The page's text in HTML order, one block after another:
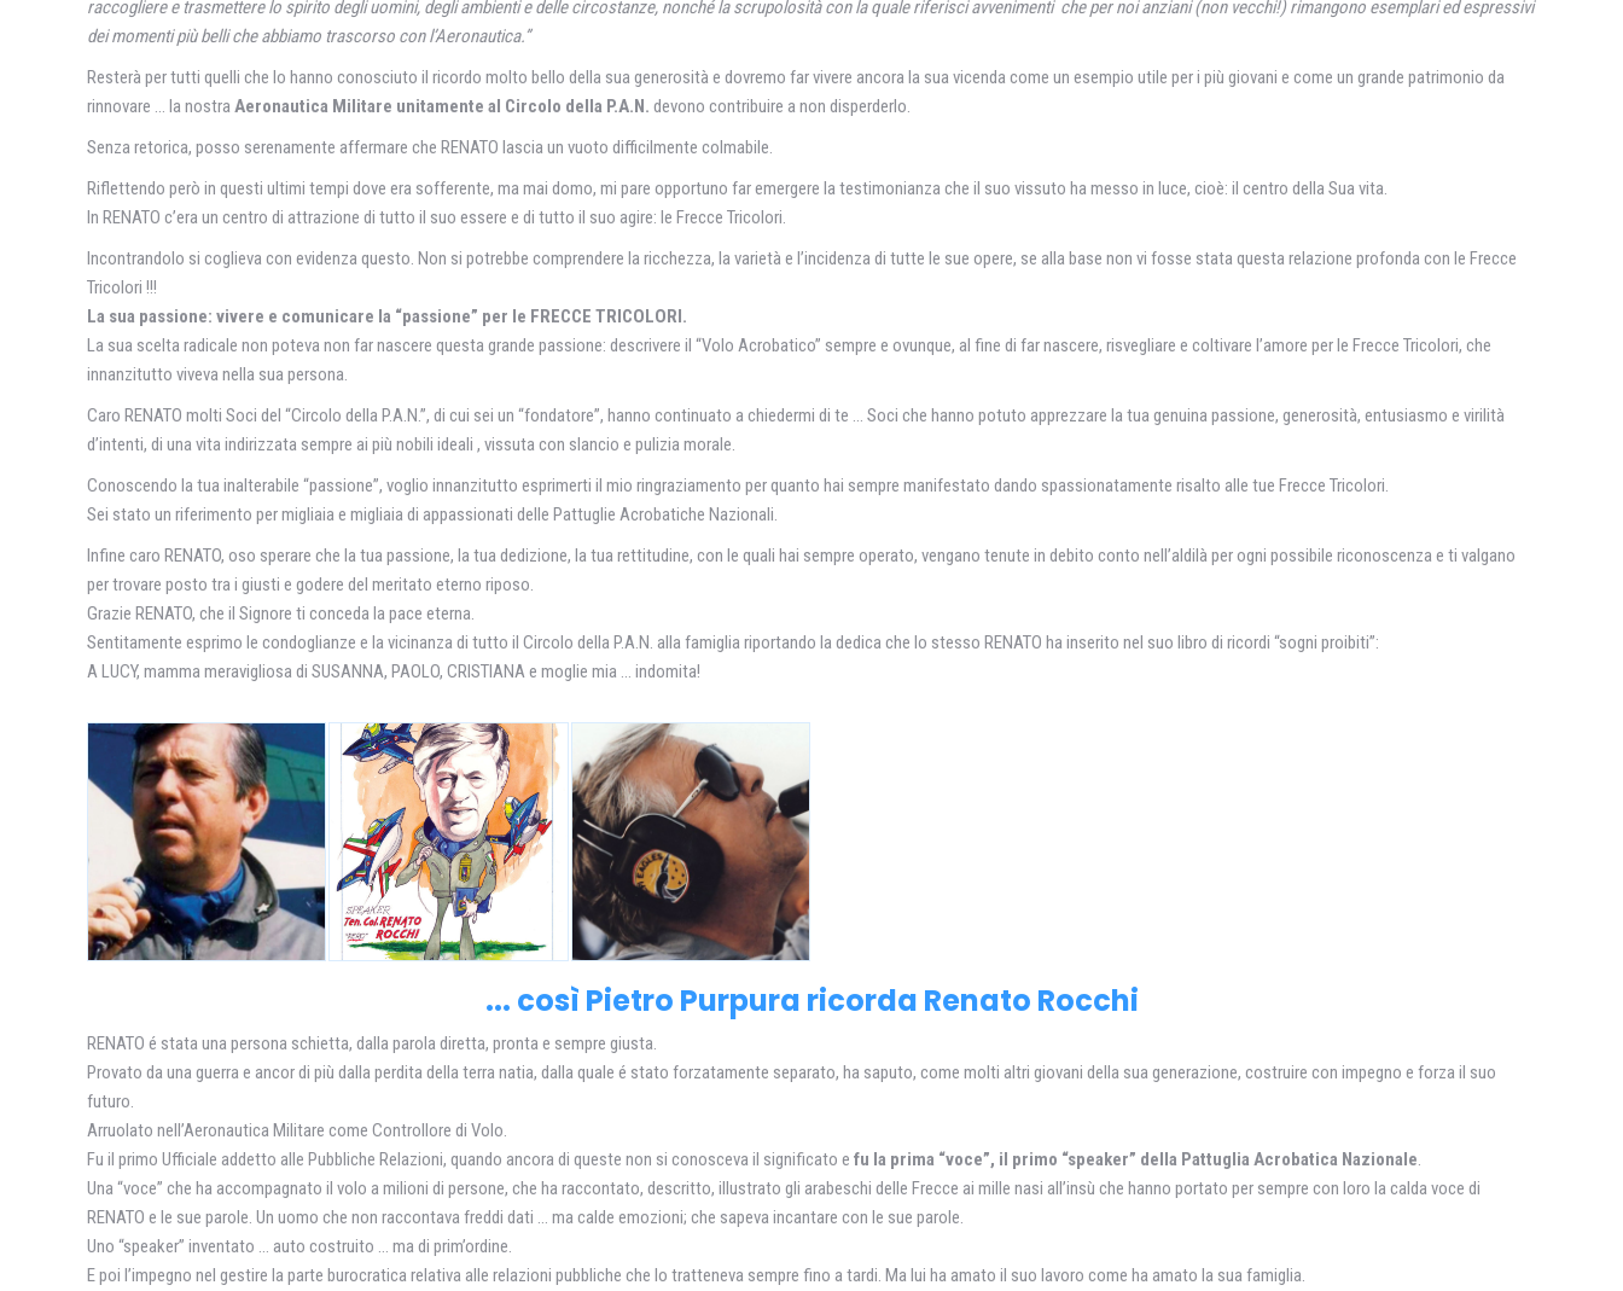
raccogliere e trasmettere lo spirito degli uomini, degli ambienti e delle circostanze, nonché la scrupolosità con la quale riferisci avvenimenti che per noi anziani (non vecchi!) rimangono esemplari ed espressivi
dei momenti più belli che abbiamo trascorso con l’Aeronautica.”
Resterà per tutti quelli che lo hanno conosciuto il ricordo molto bello della sua generosità e dovremo far vivere ancora la sua vicenda come un esempio utile per i più giovani e come un grande patrimonio da
rinnovare … la nostra Aeronautica Militare unitamente al Circolo della P.A.N. devono contribuire a non disperderlo.
Senza retorica, posso serenamente affermare che RENATO lascia un vuoto difficilmente colmabile.
Riflettendo però in questi ultimi tempi dove era sofferente, ma mai domo, mi pare opportuno far emergere la testimonianza che il suo vissuto ha messo in luce, cioè: il centro della Sua vita.
In RENATO c’era un centro di attrazione di tutto il suo essere e di tutto il suo agire: le Frecce Tricolori.
Incontrandolo si coglieva con evidenza questo. Non si potrebbe comprendere la ricchezza, la varietà e l’incidenza di tutte le sue opere, se alla base non vi fosse stata questa relazione profonda con le Frecce
Tricolori !!!
La sua passione: vivere e comunicare la “passione” per le FRECCE TRICOLORI.
La sua scelta radicale non poteva non far nascere questa grande passione: descrivere il “Volo Acrobatico” sempre e ovunque, al fine di far nascere, risvegliare e coltivare l’amore per le Frecce Tricolori, che
innanzitutto viveva nella sua persona.
Caro RENATO molti Soci del “Circolo della P.A.N.”, di cui sei un “fondatore”, hanno continuato a chiedermi di te … Soci che hanno potuto apprezzare la tua genuina passione, generosità, entusiasmo e virilità
d’intenti, di una vita indirizzata sempre ai più nobili ideali , vissuta con slancio e pulizia morale.
Conoscendo la tua inalterabile “passione”, voglio innanzitutto esprimerti il mio ringraziamento per quanto hai sempre manifestato dando spassionatamente risalto alle tue Frecce Tricolori.
Sei stato un riferimento per migliaia e migliaia di appassionati delle Pattuglie Acrobatiche Nazionali.
Infine caro RENATO, oso sperare che la tua passione, la tua dedizione, la tua rettitudine, con le quali hai sempre operato, vengano tenute in debito conto nell’aldilà per ogni possibile riconoscenza e ti valgano
per trovare posto tra i giusti e godere del meritato eterno riposo.
Grazie RENATO, che il Signore ti conceda la pace eterna.
Sentitamente esprimo le condoglianze e la vicinanza di tutto il Circolo della P.A.N. alla famiglia riportando la dedica che lo stesso RENATO ha inserito nel suo libro di ricordi “sogni proibiti”:
A LUCY, mamma meravigliosa di SUSANNA, PAOLO, CRISTIANA e moglie mia … indomita!
... così Pietro Purpura ricorda Renato Rocchi
RENATO é stata una persona schietta, dalla parola diretta, pronta e sempre giusta.
Provato da una guerra e ancor di più dalla perdita della terra natia, dalla quale é stato forzatamente separato, ha saputo, come molti altri giovani della sua generazione, costruire con impegno e forza il suo
futuro.
Arruolato nell’Aeronautica Militare come Controllore di Volo.
Fu il primo Ufficiale addetto alle Pubbliche Relazioni, quando ancora di queste non si conosceva il significato e fu la prima “voce”, il primo “speaker” della Pattuglia Acrobatica Nazionale.
Una “voce” che ha accompagnato il volo a milioni di persone, che ha raccontato, descritto, illustrato gli arabeschi delle Frecce ai mille nasi all’insù che hanno portato per sempre con loro la calda voce di
RENATO e le sue parole. Un uomo che non raccontava freddi dati … ma calde emozioni; che sapeva incantare con le sue parole.
Uno “speaker” inventato … auto costruito … ma di prim’ordine.
E poi l’impegno nel gestire la parte burocratica relativa alle relazioni pubbliche che lo tratteneva sempre fino a tardi. Ma lui ha amato il suo lavoro come ha amato la sua famiglia.